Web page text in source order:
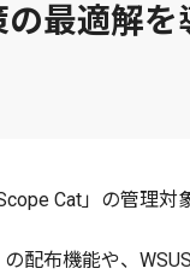
最適解を
Cat」の管理対
配布機能や、